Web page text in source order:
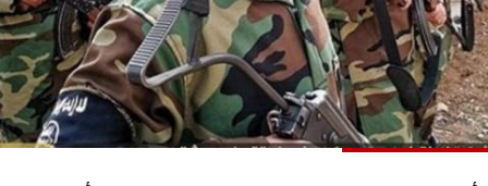
البرامج
جدول البرامج
شاهد البرامج
الترددات